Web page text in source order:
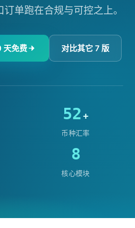
单跑在合规与可控之上。
天免费 对比其它 7 版
52 +
币种汇率
8
核心模块